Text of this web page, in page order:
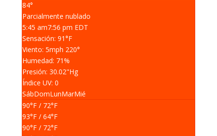
84°
Parcialmente nublado
5:45 am7:56 pm EDT
Sensación: 91°F
Viento: 5mph 220°
Humedad: 71%
Presión: 30.02"Hg
Índice UV: 0
SábDomLunMarMié
90°F/ 72°F
93°F/ 64°F
90°F/ 72°F